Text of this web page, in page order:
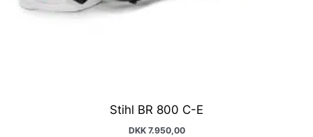
Stihl BR 800 C-E
DKK7.950,00